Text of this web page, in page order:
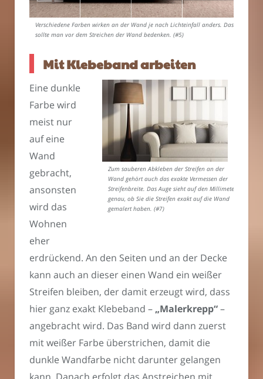
Verschiedene Farben wirken an der Wand je nach Lichteinfall anders. Das
sollte man vor dem Streichen der Wand bedenken. (#5)
Mit Klebeband arbeiten
Zum sauberen Abkleben der Streifen an der
Wand gehört auch das exakte Vermessen der
Streifenbreite. Das Auge sieht auf den Millimeter
genau, ob Sie die Streifen exakt auf die Wand
gemalert haben. (#7)
Eine dunkle
Farbe wird
meist nur
auf eine
Wand
gebracht,
ansonsten
wird das
Wohnen
eher
erdrückend. An den Seiten und an der Decke
kann auch an dieser einen Wand ein weißer
Streifen bleiben, der damit erzeugt wird, dass
hier ganz exakt Klebeband – „Malerkrepp“–
angebracht wird. Das Band wird dann zuerst
mit weißer Farbe überstrichen, damit die
dunkle Wandfarbe nicht darunter gelangen
kann. Danach erfolgt das Anstreichen mit